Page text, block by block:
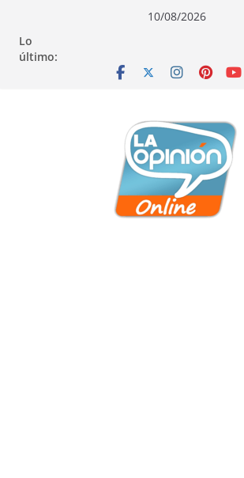
contenido
navegación
contenido
10/08/2026
Lo
último: